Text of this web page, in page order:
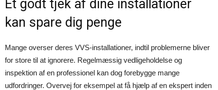
Et godt tjek af dine installationer
kan spare dig penge
Mange overser deres VVS-installationer, indtil problemerne bliver
for store til at ignorere. Regelmæssig vedligeholdelse og
inspektion af en professionel kan dog forebygge mange
udfordringer. Overvej for eksempel at få hjælp af en ekspert inden